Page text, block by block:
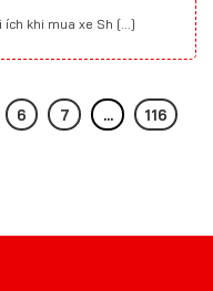
khi mua xe Sh [...]
6 7 … 116